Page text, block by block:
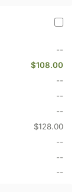
愛
Brezal
森
蜜
500
--
$108.00
--
--
--
$128.00
--
--
--